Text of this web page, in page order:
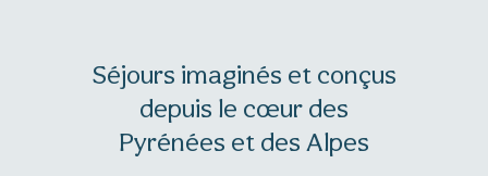
Séjours imaginés et conçus
depuis le cœur des
Pyrénées et des Alpes